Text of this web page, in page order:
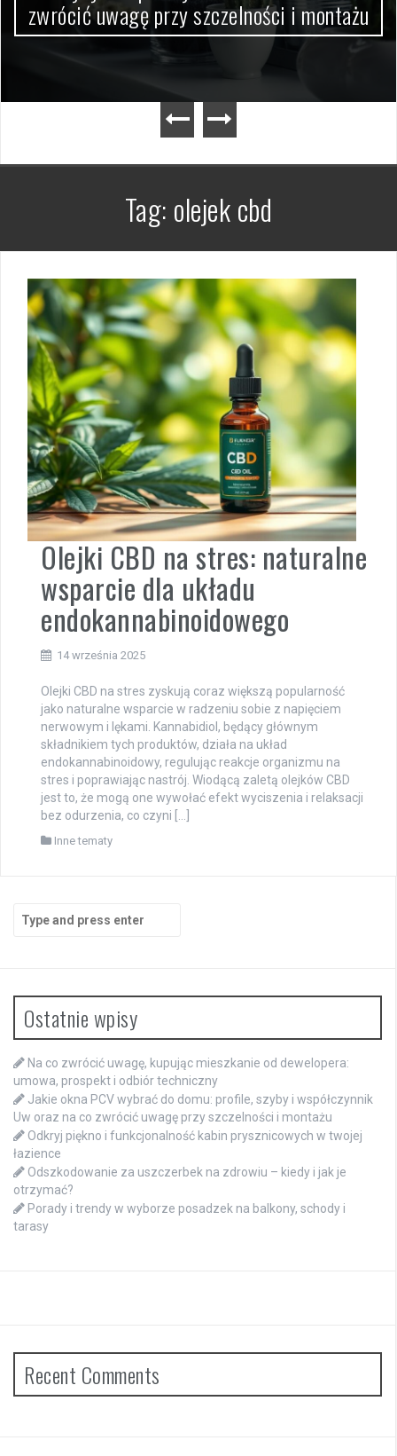
zwrócić uwagę przy szczelności i montażu
Tag: olejek cbd
Olejki CBD na stres: naturalne
wsparcie dla układu
endokannabinoidowego
14 września 2025
Olejki CBD na stres zyskują coraz większą popularność
jako naturalne wsparcie w radzeniu sobie z napięciem
nerwowym i lękami. Kannabidiol, będący głównym
składnikiem tych produktów, działa na układ
endokannabinoidowy, regulując reakcje organizmu na
stres i poprawiając nastrój. Wiodącą zaletą olejków CBD
jest to, że mogą one wywołać efekt wyciszenia i relaksacji
bez odurzenia, co czyni […]
Inne tematy
Search
for:
Ostatnie wpisy
Na co zwrócić uwagę, kupując mieszkanie od dewelopera:
umowa, prospekt i odbiór techniczny
Jakie okna PCV wybrać do domu: profile, szyby i współczynnik
Uw oraz na co zwrócić uwagę przy szczelności i montażu
Odkryj piękno i funkcjonalność kabin prysznicowych w twojej
łazience
Odszkodowanie za uszczerbek na zdrowiu – kiedy i jak je
otrzymać?
Porady i trendy w wyborze posadzek na balkony, schody i
tarasy
Recent Comments